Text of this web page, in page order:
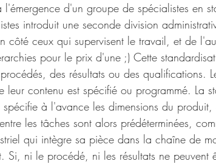
d'un groupe de spécialistes en
introduit une seconde division
côté ceux qui supervisent le travail, et de
pour le prix d'une ;) Cette
des résultats ou des qualifications.
leur contenu est spécifié ou programmé. La
à l'avance les dimensions du
les tâches sont alors prédéterminées,
qui intègre sa pièce dans la chaîne de
Si, ni le procédé, ni les résultats ne peuvent